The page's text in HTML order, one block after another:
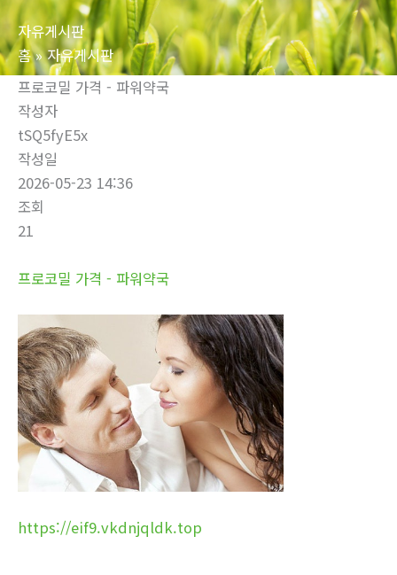
뛰
기 자유게시판
홈
자유게시판
프로코밀 가격 - 파워약국
작성자
tSQ5fyE5x
작성일
2026-05-23 14:36
조회
21
프로코밀 가격 - 파워약국
https://eif9.vkdnjqldk.top